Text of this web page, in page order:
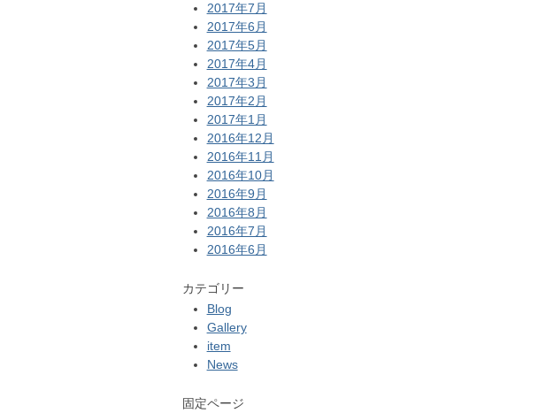
2017年7月
2017年6月
2017年5月
2017年4月
2017年3月
2017年2月
2017年1月
2016年12月
2016年11月
2016年10月
2016年9月
2016年8月
2016年7月
2016年6月
カテゴリー
Blog
Gallery
item
News
固定ページ